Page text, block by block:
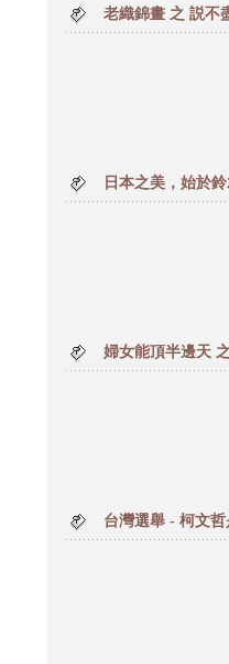
老織錦畫 之 説不
日本之美，始於
婦女能頂半邊天
台灣選舉 - 柯文